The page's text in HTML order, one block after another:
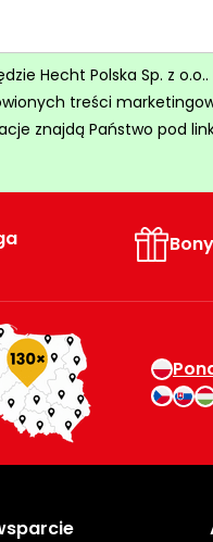
Hecht Polska Sp. z
treści
znajdą Państwo pod